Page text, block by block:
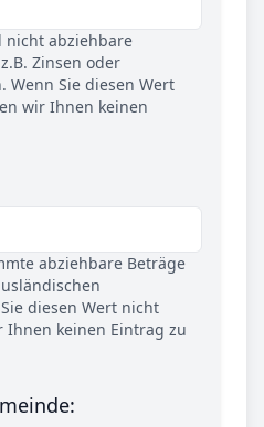
nicht abziehbare
Zinsen oder
Wenn Sie diesen Wert
wir Ihnen keinen
abziehbare Beträge
diesen Wert nicht
keinen Eintrag zu